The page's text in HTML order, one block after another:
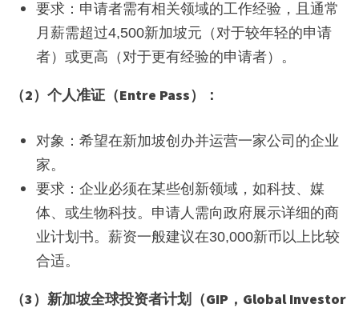
要求：申请者需有相关领域的工作经验，且通常
月薪需超过4,500新加坡元（对于较年轻的申请
者）或更高（对于更有经验的申请者）。
（2）个人准证（Entre Pass）：
对象：希望在新加坡创办并运营一家公司的企业
家。
要求：企业必须在某些创新领域，如科技、媒
体、或生物科技。申请人需向政府展示详细的商
业计划书。薪资一般建议在30,000新币以上比较
合适。
（3）新加坡全球投资者计划（GIP，GlobalInvestor